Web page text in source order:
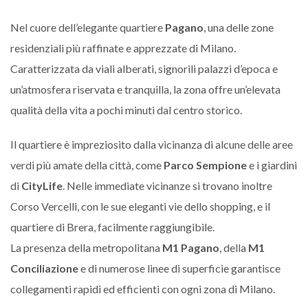
Nel cuore dell’elegante quartiere Pagano, una delle zone
residenziali più raffinate e apprezzate di Milano.
Caratterizzata da viali alberati, signorili palazzi d’epoca e
un’atmosfera riservata e tranquilla, la zona offre un’elevata
qualità della vita a pochi minuti dal centro storico.
Il quartiere è impreziosito dalla vicinanza di alcune delle aree
verdi più amate della città, come Parco Sempionee i giardini
di CityLife. Nelle immediate vicinanze si trovano inoltre
Corso Vercelli, con le sue eleganti vie dello shopping, e il
quartiere di Brera, facilmente raggiungibile.
La presenza della metropolitana M1 Pagano, della M1
Conciliazionee di numerose linee di superficie garantisce
collegamenti rapidi ed efficienti con ogni zona di Milano.